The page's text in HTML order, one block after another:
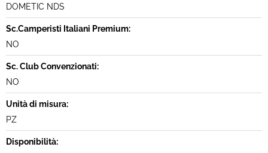
DOMETIC NDS
Sc.Camperisti Italiani Premium:
NO
Sc. Club Convenzionati:
NO
Unità di misura:
PZ
Disponibilità: